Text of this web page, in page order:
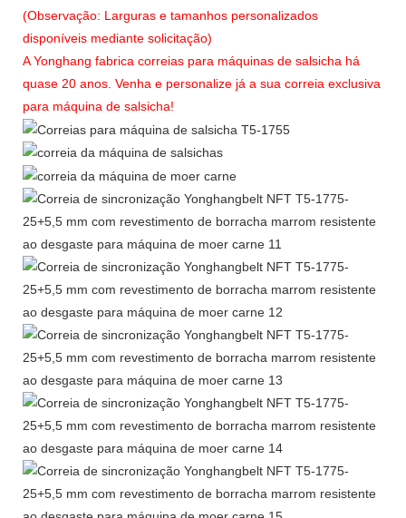
(Observação: Larguras e tamanhos personalizados
disponíveis mediante solicitação)
A Yonghang fabrica correias para máquinas de salsicha há
quase 20 anos. Venha e personalize já a sua correia exclusiva
para máquina de salsicha!